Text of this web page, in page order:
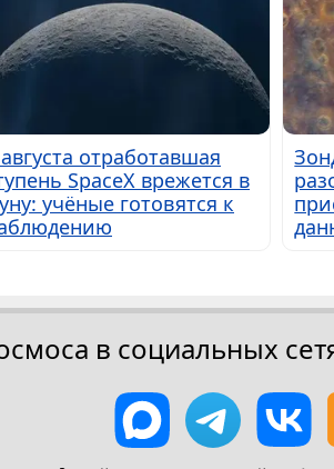
отработавшая
SpaceX врежется в
учёные готовятся к
в социальных